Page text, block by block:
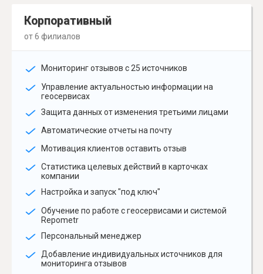
Корпоративный
от 6 филиалов
Мониторинг отзывов с 25 источников
Управление актуальностью информации на
геосервисах
Защита данных от изменения третьими лицами
Автоматические отчеты на почту
Мотивация клиентов оставить отзыв
Статистика целевых действий в карточках
компании
Настройка и запуск "под ключ"
Обучение по работе с геосервисами и системой
Repometr
Персональный менеджер
Добавление индивидуальных источников для
мониторинга отзывов